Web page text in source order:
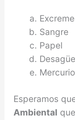
Sangre
Papel
Desagüe
Mercurio
Esperamos
Ambiental